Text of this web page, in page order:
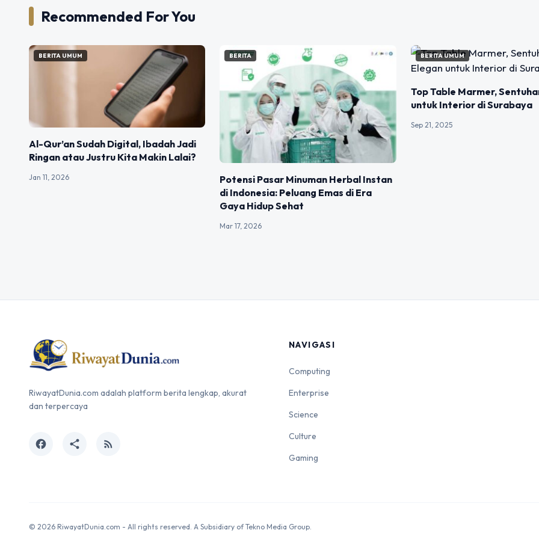
Recommended For You
BERITA UMUM
Al-Qur’an Sudah Digital, Ibadah Jadi
Ringan atau Justru Kita Makin Lalai?
Jan 11, 2026
BERITA
Potensi Pasar Minuman Herbal Instan
di Indonesia: Peluang Emas di Era
Gaya Hidup Sehat
Mar 17, 2026
BERITA UMUM
Top Table Marmer,
untuk Interior di Surabaya
Sep 21, 2025
RiwayatDunia.com adalah platform berita lengkap, akurat
dan terpercaya
facebook share rss_feed
NAVIGASI
Computing
Enterprise
Science
Culture
Gaming
© 2026 RiwayatDunia.com - All rights reserved. A Subsidiary of Tekno Media Group.